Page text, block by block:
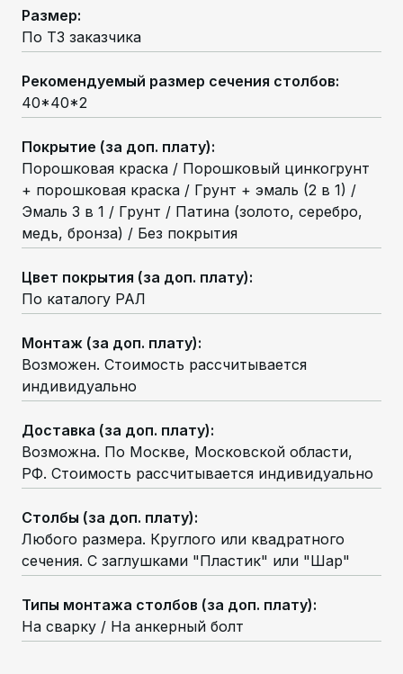
Размер:
По ТЗ заказчика
Рекомендуемый размер сечения столбов:
40*40*2
Покрытие (за доп. плату):
Порошковая краска / Порошковый цинкогрунт
+ порошковая краска / Грунт + эмаль (2 в 1) /
Эмаль 3 в 1 / Грунт / Патина (золото, серебро,
медь, бронза) / Без покрытия
Цвет покрытия (за доп. плату):
По каталогу РАЛ
Монтаж (за доп. плату):
Возможен. Стоимость рассчитывается
индивидуально
Доставка (за доп. плату):
Возможна. По Москве, Московской области,
РФ. Стоимость рассчитывается индивидуально
Столбы (за доп. плату):
Любого размера. Круглого или квадратного
сечения. С заглушками "Пластик" или "Шар"
Типы монтажа столбов (за доп. плату):
На сварку / На анкерный болт